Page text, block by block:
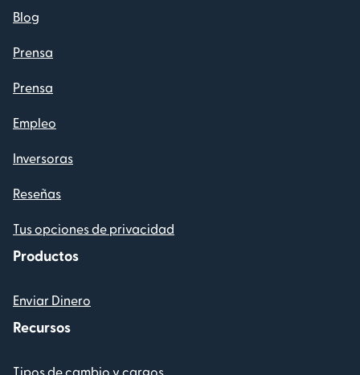
Blog
Prensa
Prensa
Empleo
Inversoras
Reseñas
Tus opciones de privacidad
Productos
Enviar Dinero
Recursos
Tipos de cambio y cargos